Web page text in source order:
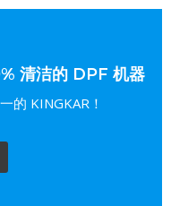
清洁的 DPF 机器
的 KINGKAR！